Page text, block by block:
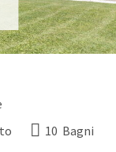
10 Bagni